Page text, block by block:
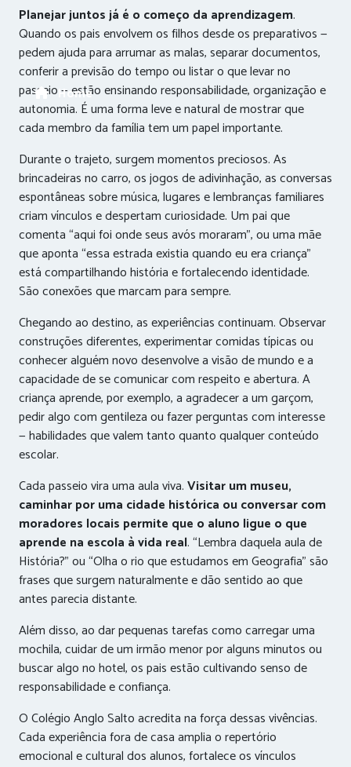
Home
Planejar juntos já é o começo da aprendizagem.
Quando os pais envolvem os filhos desde os preparativos —
pedem ajuda para arrumar as malas, separar documentos,
conferir a previsão do tempo ou listar o que levar no
passeio — estão ensinando responsabilidade, organização e
autonomia. É uma forma leve e natural de mostrar que
cada membro da família tem um papel importante.
Durante o trajeto, surgem momentos preciosos. As
brincadeiras no carro, os jogos de adivinhação, as conversas
espontâneas sobre música, lugares e lembranças familiares
criam vínculos e despertam curiosidade. Um pai que
comenta “aqui foi onde seus avós moraram”, ou uma mãe
que aponta “essa estrada existia quando eu era criança”
está compartilhando história e fortalecendo identidade.
São conexões que marcam para sempre.
Chegando ao destino, as experiências continuam. Observar
construções diferentes, experimentar comidas típicas ou
conhecer alguém novo desenvolve a visão de mundo e a
capacidade de se comunicar com respeito e abertura. A
criança aprende, por exemplo, a agradecer a um garçom,
pedir algo com gentileza ou fazer perguntas com interesse
— habilidades que valem tanto quanto qualquer conteúdo
escolar.
Cada passeio vira uma aula viva.Visitar um museu,
caminhar por uma cidade histórica ou conversar com
moradores locais permite que o aluno ligue o que
aprende na escola à vida real. “Lembra daquela aula de
História?” ou “Olha o rio que estudamos em Geografia” são
frases que surgem naturalmente e dão sentido ao que
antes parecia distante.
Além disso, ao dar pequenas tarefas como carregar uma
mochila, cuidar de um irmão menor por alguns minutos ou
buscar algo no hotel, os pais estão cultivando senso de
responsabilidade e confiança.
O Colégio Anglo Salto acredita na força dessas vivências.
Cada experiência fora de casa amplia o repertório
emocional e cultural dos alunos, fortalece os vínculos